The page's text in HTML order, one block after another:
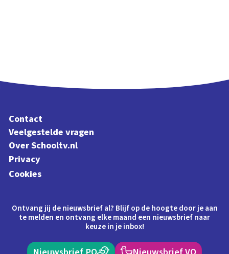
Contact
Veelgestelde vragen
Over Schooltv.nl
Privacy
Cookies
Ontvang jij de nieuwsbrief al? Blijf op de hoogte door je aan
te melden en ontvang elke maand een nieuwsbrief naar
keuze in je inbox!